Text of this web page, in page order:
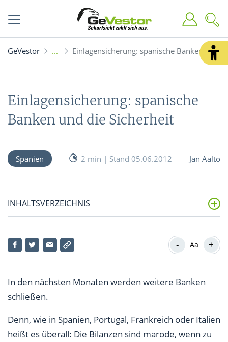
GeVestor Einlagensicherung: spanische Banken und
Einlagensicherung: spanische
Banken und die Sicherheit
Spanien 2 min | Stand 05.06.2012 Jan Aalto
INHALTSVERZEICHNIS
Vorsicht: Geldanlagen nicht geschützt - Aa +
In den nächsten Monaten werden weitere Banken
schließen.
Denn, wie in Spanien, Portugal, Frankreich oder Italien
heißt es überall: Die Bilanzen sind marode, wenn zu